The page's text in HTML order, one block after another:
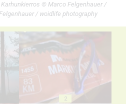
© Marco Felgenhauer /
/ woidlife photography
2